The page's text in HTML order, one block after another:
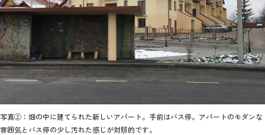
アクセス
キャンパス
案内
入試情報
お問合わせ 取材・撮影 資料請求
写真②：畑の中に建てられた新しいアパート。手前はバス停。アパートのモダンな
雰囲気とバス停の少し汚れた感じが対照的です。